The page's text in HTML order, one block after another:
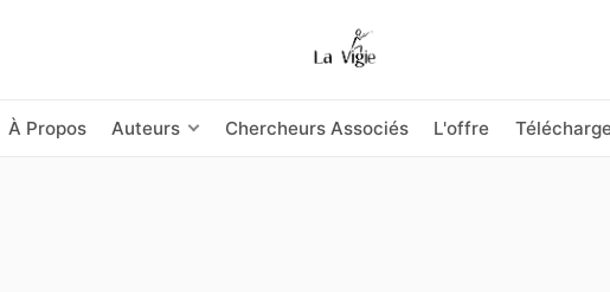
À Propos Auteurs Chercheurs Associés L'offre